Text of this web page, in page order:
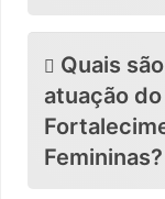
Quais
atuação
Femininas?